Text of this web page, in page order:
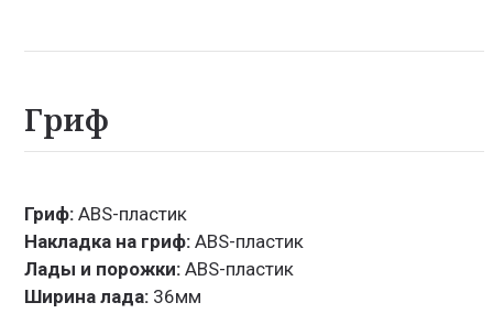
Гриф
Гриф: ABS-пластик
Накладка на гриф: ABS-пластик
Лады и порожки: ABS-пластик
Ширина лада: 36мм